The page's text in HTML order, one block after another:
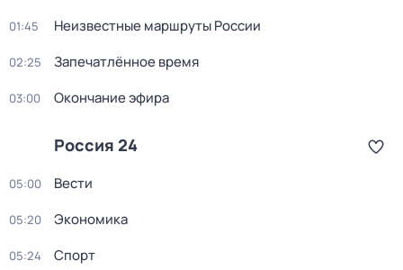
01:45 Неизвестные маршруты России
02:25 Запечатлённое время
03:00 Окончание эфира
Россия 24
05:00 Вести
05:20 Экономика
05:24 Спорт